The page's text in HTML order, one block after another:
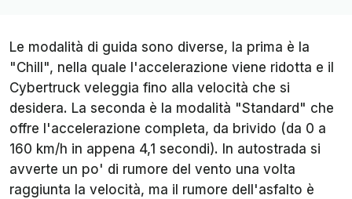
Le modalità di guida sono diverse, la prima è la
"Chill", nella quale l'accelerazione viene ridotta e il
Cybertruck veleggia fino alla velocità che si
desidera. La seconda è la modalità "Standard" che
offre l'accelerazione completa, da brivido (da 0 a
160 km/h in appena 4,1 secondi). In autostrada si
avverte un po' di rumore del vento una volta
raggiunta la velocità, ma il rumore dell'asfalto è